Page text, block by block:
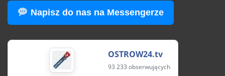
Napisz do nas na Messengerze
OSTROW24.tv
93 233 obserwujących